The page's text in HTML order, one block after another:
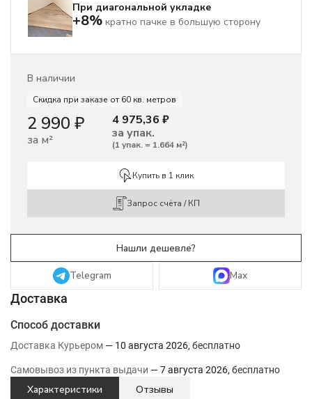
При диагональной укладке
+8% кратно пачке в большую сторону
В наличии
Скидка при заказе от 60 кв. метров
2 990 ₽
за м²
4 975,36 ₽
за упак.
(1 упак. = 1.664 м²)
Купить в 1 клик
Запрос счёта / КП
Telegram Max
Способ доставки
Доставка Курьером 10 августа 2026 Бесплатно
Самовывоз из пункта выдачи 7 августа 2026 Бесплатно
Характеристики Отзывы